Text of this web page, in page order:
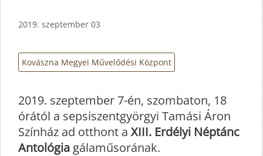
2019. szeptember 03
Kovászna Megyei Művelődési Központ
2019. szeptember 7-én, szombaton, 18
órától a sepsiszentgyörgyi Tamási Áron
Színház ad otthont a XIII. Erdélyi Néptánc
Antológia gálaműsorának.